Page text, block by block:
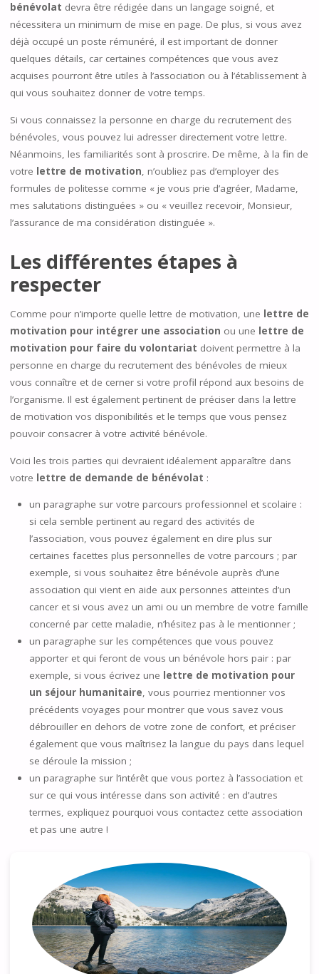
bénévolat devra être rédigée dans un langage soigné, et
nécessitera un minimum de mise en page. De plus, si vous avez
déjà occupé un poste rémunéré, il est important de donner
quelques détails, car certaines compétences que vous avez
acquises pourront être utiles à l’association ou à l’établissement à
qui vous souhaitez donner de votre temps.
Si vous connaissez la personne en charge du recrutement des
bénévoles, vous pouvez lui adresser directement votre lettre.
Néanmoins, les familiarités sont à proscrire. De même, à la fin de
votre lettre de motivation, n’oubliez pas d’employer des
formules de politesse comme « je vous prie d’agréer, Madame,
mes salutations distinguées » ou « veuillez recevoir, Monsieur,
l’assurance de ma considération distinguée ».
Les différentes étapes à
respecter
Comme pour n’importe quelle lettre de motivation, une lettre de
motivation pour intégrer une association ou une lettre de
motivation pour faire du volontariat doivent permettre à la
personne en charge du recrutement des bénévoles de mieux
vous connaître et de cerner si votre profil répond aux besoins de
l’organisme. Il est également pertinent de préciser dans la lettre
de motivation vos disponibilités et le temps que vous pensez
pouvoir consacrer à votre activité bénévole.
Voici les trois parties qui devraient idéalement apparaître dans
votre lettre de demande de bénévolat :
un paragraphe sur votre parcours professionnel et scolaire :
si cela semble pertinent au regard des activités de
l’association, vous pouvez également en dire plus sur
certaines facettes plus personnelles de votre parcours ; par
exemple, si vous souhaitez être bénévole auprès d’une
association qui vient en aide aux personnes atteintes d’un
cancer et si vous avez un ami ou un membre de votre famille
concerné par cette maladie, n’hésitez pas à le mentionner ;
un paragraphe sur les compétences que vous pouvez
apporter et qui feront de vous un bénévole hors pair : par
exemple, si vous écrivez une lettre de motivation pour
un séjour humanitaire, vous pourriez mentionner vos
précédents voyages pour montrer que vous savez vous
débrouiller en dehors de votre zone de confort, et préciser
également que vous maîtrisez la langue du pays dans lequel
se déroule la mission ;
un paragraphe sur l’intérêt que vous portez à l’association et
sur ce qui vous intéresse dans son activité : en d’autres
termes, expliquez pourquoi vous contactez cette association
et pas une autre !